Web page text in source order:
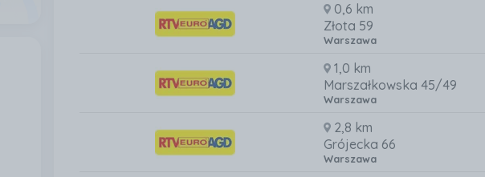
0,6 km
Złota 59
Warszawa
1,0 km
Marszałkowska 45/49
Warszawa
2,8 km
Grójecka 66
Warszawa